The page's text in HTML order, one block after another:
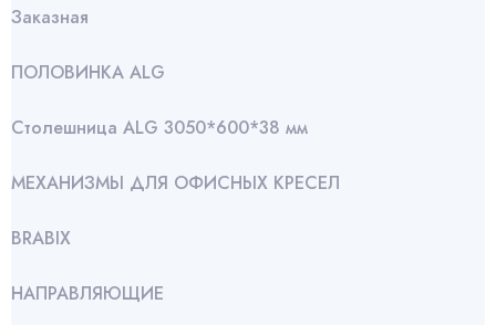
Заказная
ПОЛОВИНКА ALG
Столешница ALG 3050*600*38 мм
МЕХАНИЗМЫ ДЛЯ ОФИСНЫХ КРЕСЕЛ
BRABIX
НАПРАВЛЯЮЩИЕ